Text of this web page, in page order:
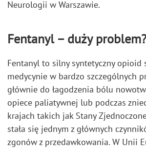
Neurologii w Warszawie.
Fentanyl – duży problem?
Fentanyl to silny syntetyczny opioid
medycynie w bardzo szczególnych
głównie do łagodzenia bólu
opiece paliatywnej lub podczas
krajach takich jak Stany
stała się jednym z głównych
zgonów z przedawkowania. W Unii